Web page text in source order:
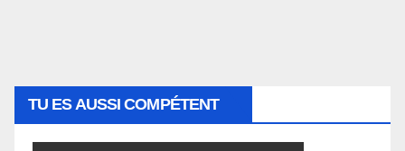
TU ES AUSSI COMPÉTENT